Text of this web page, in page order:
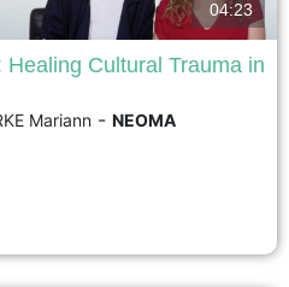
terrorist attacks, cafés in the city's
for rebuilding social cohesion.
study, this research shows that
act of consumption but a symbolic
04:23
Cultural Trauma in
Mariann - NEOMA